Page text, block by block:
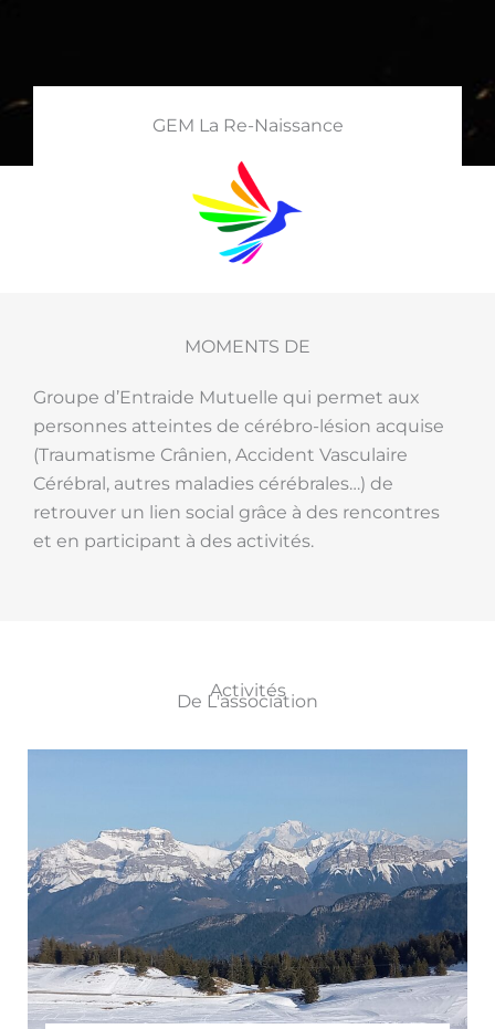
GEM La Re-Naissance
MOM
Groupe d’Entraide Mutuelle qui permet aux
personnes atteintes de cérébro-lésion acquise
(Traumatisme Crânien, Accident Vasculaire
Cérébral, autres maladies cérébrales…) de
retrouver un lien social grâce à des rencontres
et en participant à des activités.
Activités
De L'association